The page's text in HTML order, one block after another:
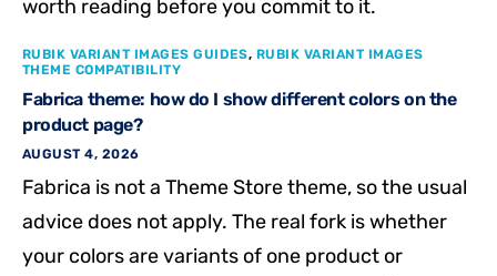
worth reading before you commit to it.
RUBIK VARIANT IMAGES GUIDES, RUBIK VARIANT IMAGES
THEME COMPATIBILITY
Fabrica theme: how do I show different colors on the
product page?
AUGUST 4, 2026
Fabrica is not a Theme Store theme, so the usual
advice does not apply. The real fork is whether
your colors are variants of one product or